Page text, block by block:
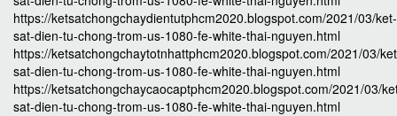
https://ketsatchongchaydientutphcm2020.blogspot.com/2021/03/ket-
sat-dien-tu-chong-trom-us-1080-fe-white-thai-nguyen.html
https://ketsatchongchaytotnhattphcm2020.blogspot.com/2021/03/
sat-dien-tu-chong-trom-us-1080-fe-white-thai-nguyen.html
https://ketsatchongchaycaocaptphcm2020.blogspot.com/2021/03/
sat-dien-tu-chong-trom-us-1080-fe-white-thai-nguyen.html